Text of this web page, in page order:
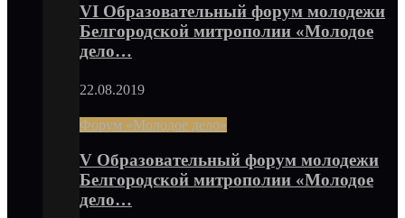
VI Образовательный форум молодежи
Белгородской митрополии «Молодое
дело…
22.08.2019
Форум «Молодое дело»
V Образовательный форум молодежи
Белгородской митрополии «Молодое
дело…